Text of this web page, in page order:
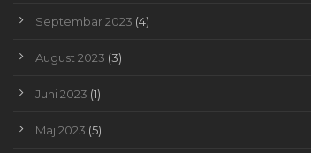
Septembar 2023 (4)
August 2023 (3)
Juni 2023 (1)
Maj 2023 (5)